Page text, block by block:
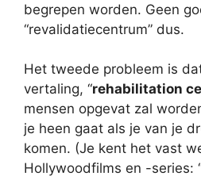
begrepen worden. Geen
“revalidatiecentrum” dus.
Het tweede probleem is
vertaling, “rehabilitation
mensen opgevat zal
je heen gaat als je van je
komen. (Je kent het vast
Hollywoodfilms en -series: